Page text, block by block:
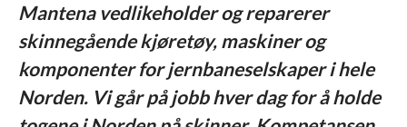
Mantena vedlikeholder og reparerer
skinnegående kjøretøy, maskiner og
komponenter for jernbaneselskaper i hele
Norden. Vi går på jobb hver dag for å holde